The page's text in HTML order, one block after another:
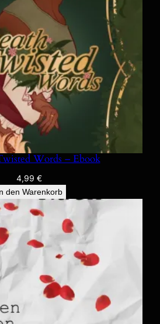
Words – Ebook
4,99 €
den Warenkorb